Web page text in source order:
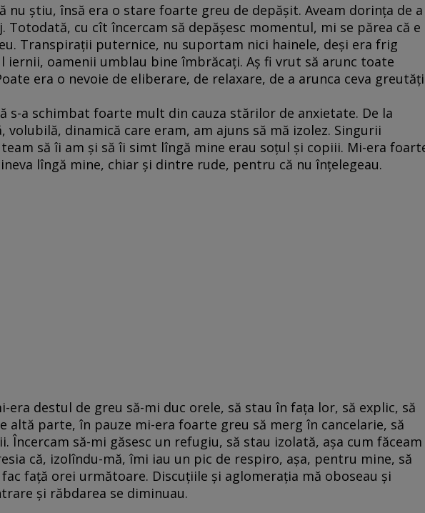
nu ştiu, însă era o stare foarte greu de depăşit. Aveam dorinţa de a
Totodată, cu cît încercam să depăşesc momentul, mi se părea că e
Transpiraţii puternice, nu suportam nici hainele, deşi era frig
iernii, oamenii umblau bine îmbrăcaţi. Aş fi vrut să arunc toate
era o nevoie de eliberare, de relaxare, de a arunca ceva
s-a schimbat foarte mult din cauza stărilor de anxietate. De la
volubilă, dinamică care eram, am ajuns să mă izolez. Singurii
să îi am şi să îi simt lîngă mine erau soţul şi copiii. Mi-era
lîngă mine, chiar şi dintre rude, pentru că nu înţelegeau.
era destul de greu să-mi duc orele, să stau în faţa lor, să explic, să
altă parte, în pauze mi-era foarte greu să merg în cancelarie, să
Încercam să-mi găsesc un refugiu, să stau izolată, aşa cum făceam
că, izolîndu-mă, îmi iau un pic de respiro, aşa, pentru mine, să
fac faţă orei următoare. Discuţiile şi aglomeraţia mă oboseau şi
şi răbdarea se diminuau.